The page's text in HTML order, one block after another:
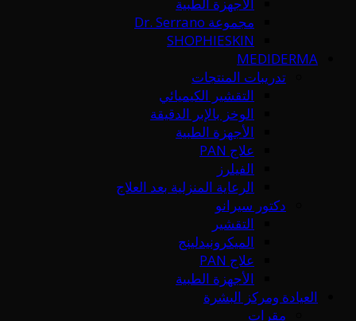
الأجهزة الطبية
مجموعة Dr. Serrano
SHOPHIESKIN
MEDIDERMA
تدريبات المنتجات
التقشير الكيميائي
الوخز بالإبر الدقيقة
الأجهزة الطبية
علاج PAN
الفيلرز
الرعاية المنزلية بعد العلاج
دكتور سيرانو
التقشير
الميكرونيدلينج
علاج PAN
الأجهزة الطبية
العيادة ومركز البشرة
مقرات